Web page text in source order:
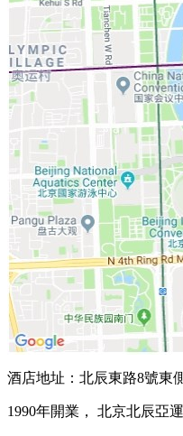
酒店地址：北辰東路8號東
1990年開業， 北京北辰亞